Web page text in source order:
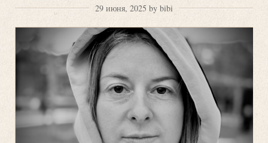
29 июня, 2025 by bibi